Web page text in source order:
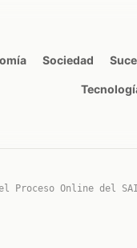
Sociedad
Proceso Online del